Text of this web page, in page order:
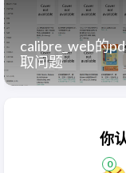
calibre_web的
取问题
你
0